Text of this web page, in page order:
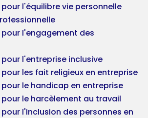
pour l'équilibre vie personnelle
pour l'engagement des
pour l'entreprise inclusive
pour les fait religieux en entreprise
pour le handicap en entreprise
pour le harcèlement au travail
pour l'inclusion des personnes en